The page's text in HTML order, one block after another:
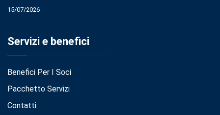
15/07/2026
Servizi e benefici
Benefici Per I Soci
Pacchetto Servizi
Contatti